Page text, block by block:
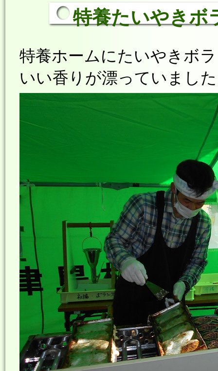
特養たいやきボ
特養ホームにたいやきボ
いい香りが漂っていまし